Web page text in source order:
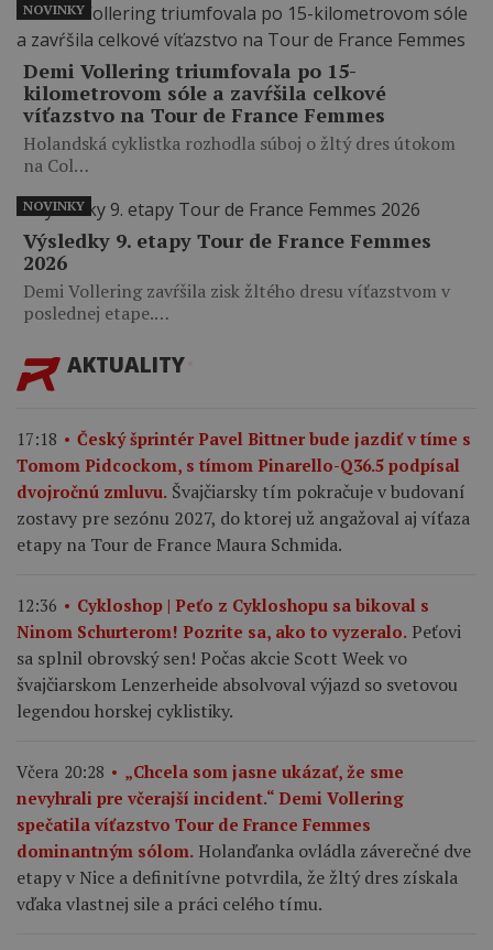
Demi Vollering triumfovala po 15-
kilometrovom sóle a zavŕšila celkové
víťazstvo na Tour de France Femmes
Holandská cyklistka rozhodla súboj o žltý dres útokom
na Col…
NOVINKY
Výsledky 9. etapy Tour de France Femmes
2026
Demi Vollering zavŕšila zisk žltého dresu víťazstvom v
poslednej etape.…
NOVINKY
AKTUALITY
17:18
Český šprintér Pavel Bittner bude jazdiť v tíme s
Tomom Pidcockom, s tímom Pinarello-Q36.5 podpísal
dvojročnú zmluvu. Švajčiarsky tím pokračuje v budovaní
zostavy pre sezónu 2027, do ktorej už angažoval aj víťaza
etapy na Tour de France Maura Schmida.
12:36
Cykloshop | Peťo z Cykloshopu sa bikoval s
Ninom Schurterom! Pozrite sa, ako to vyzeralo. Peťovi
sa splnil obrovský sen! Počas akcie Scott Week vo
švajčiarskom Lenzerheide absolvoval výjazd so svetovou
legendou horskej cyklistiky.
Včera 20:28
„Chcela som jasne ukázať, že sme
nevyhrali pre včerajší incident.“ Demi Vollering
spečatila víťazstvo Tour de France Femmes
dominantným sólom. Holanďanka ovládla záverečné dve
etapy v Nice a definitívne potvrdila, že žltý dres získala
vďaka vlastnej sile a práci celého tímu.